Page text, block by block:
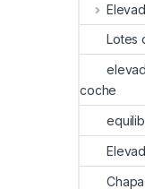
Lotes
coche